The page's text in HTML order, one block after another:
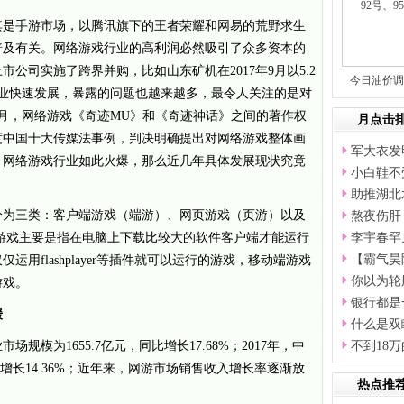
手游市场，以腾讯旗下的王者荣耀和网易的荒野求生
有关。网络游戏行业的高利润必然吸引了众多资本的
公司实施了跨界并购，比如山东矿机在2017年9月以5.2
快速发展，暴露的问题也越来越多，最令人关注的是对
，网络游戏《奇迹MU》和《奇迹神话》之间的著作权
国十大传媒法事例，判决明确提出对网络游戏整体画
络游戏行业如此火爆，那么近几年具体发展现状究竟
三类：客户端游戏（端游）、网页游戏（页游）以及
主要是指在电脑上下载比较大的软件客户端才能运行
运用flashplayer等插件就可以运行的游戏，移动端游戏
。
场规模为1655.7亿元，同比增长17.68%；2017年，中
长14.36%；近年来，网游市场销售收入增长率逐渐放
今日油价
月点击
军大衣发
小白鞋
助推湖
熬夜伤
李宇春
【霸气
你以为
银行都
什么是
不到18
热点推